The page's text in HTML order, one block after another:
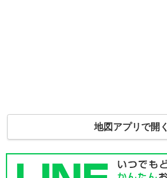
地図アプリで開く